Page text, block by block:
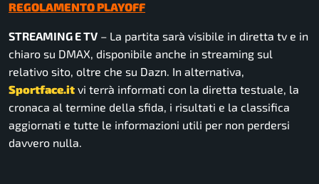
REGOLAMENTO PLAYOFF
STREAMING E TV – La partita sarà visibile in diretta tv e in
chiaro su DMAX, disponibile anche in streaming sul
relativo sito, oltre che su Dazn. In alternativa,
Sportface.it vi terrà informati con la diretta testuale, la
cronaca al termine della sfida, i risultati e la classifica
aggiornati e tutte le informazioni utili per non perdersi
davvero nulla.